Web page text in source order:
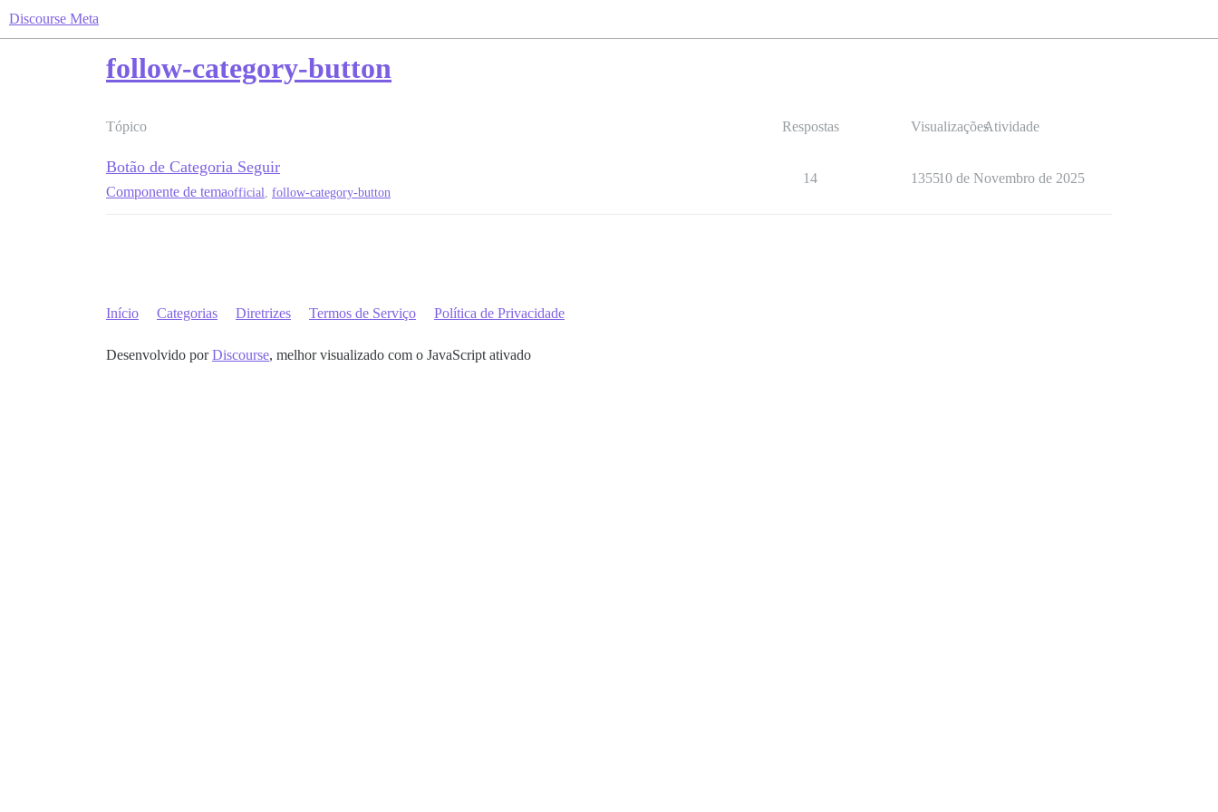
Discourse Meta
follow-category-button
Tópico Respostas VisualizaçõesAtividade
Botão de Categoria Seguir
Componente de temaofficial follow-category-button
14 135510 de Novembro de 2025
Início Categorias Diretrizes Termos de Serviço Política de Privacidade
Desenvolvido porDiscourse, melhor visualizado com o JavaScript ativado